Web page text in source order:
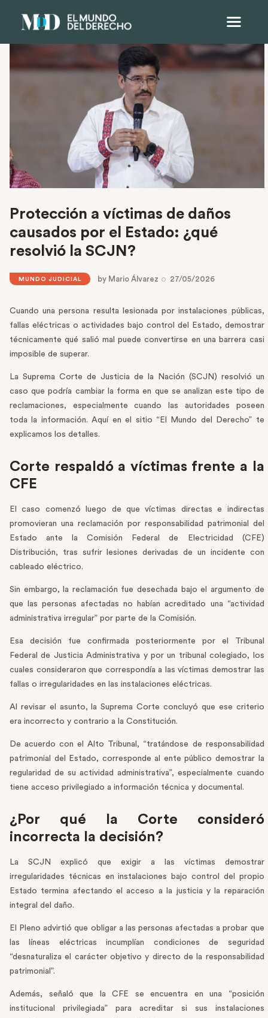
Protección a víctimas de daños
causados por el Estado: ¿qué
resolvió la SCJN?
MUNDO JUDICIAL by Mario Álvarez 27/05/2026
Cuando una persona resulta lesionada por instalaciones públicas,
fallas eléctricas o actividades bajo control del Estado, demostrar
técnicamente qué salió mal puede convertirse en una barrera casi
imposible de superar.
La Suprema Corte de Justicia de la Nación (SCJN) resolvió un
caso que podría cambiar la forma en que se analizan este tipo de
reclamaciones, especialmente cuando las autoridades poseen
toda la información. Aquí en el sitio “El Mundo del Derecho” te
explicamos los detalles.
Corte respaldó a víctimas frente a la
CFE
El caso comenzó luego de que víctimas directas e indirectas
promovieran una reclamación por responsabilidad patrimonial del
Estado ante la Comisión Federal de Electricidad (CFE)
Distribución, tras sufrir lesiones derivadas de un incidente con
cableado eléctrico.
Sin embargo, la reclamación fue desechada bajo el argumento de
que las personas afectadas no habían acreditado una “actividad
administrativa irregular” por parte de la Comisión.
Esa decisión fue confirmada posteriormente por el Tribunal
Federal de Justicia Administrativa y por un tribunal colegiado, los
cuales consideraron que correspondía a las víctimas demostrar las
fallas o irregularidades en las instalaciones eléctricas.
Al revisar el asunto, la Suprema Corte concluyó que ese criterio
era incorrecto y contrario a la Constitución.
De acuerdo con el Alto Tribunal, “tratándose de responsabilidad
patrimonial del Estado, corresponde al ente público demostrar la
regularidad de su actividad administrativa”, especialmente cuando
tiene acceso privilegiado a información técnica y documental.
¿Por qué la Corte consideró
incorrecta la decisión?
La SCJN explicó que exigir a las víctimas demostrar
irregularidades técnicas en instalaciones bajo control del propio
Estado termina afectando el acceso a la justicia y la reparación
integral del daño.
El Pleno advirtió que obligar a las personas afectadas a probar que
las líneas eléctricas incumplían condiciones de seguridad
“desnaturaliza el carácter objetivo y directo de la responsabilidad
patrimonial”.
Además, señaló que la CFE se encuentra en una “posición
institucional privilegiada” para acreditar si sus instalaciones